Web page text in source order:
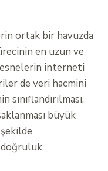
ortak bir havuzda
en uzun ve
interneti
de veri hacmini
büyük
doğruluk